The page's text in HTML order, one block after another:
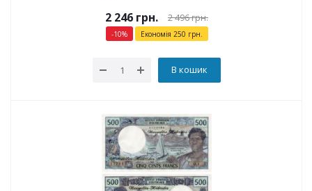
2 246 грн. 2 496грн.
-10% Економія 250 грн.
В кошик